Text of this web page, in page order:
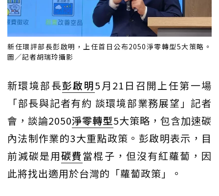
新任環評部長彭啟明，上任首日公布2050淨零轉型5大策略。
圖／記者胡瑞玲攝影
新環境部長彭啟明5月21日召開上任第一場
「部長與記者有約 談環境部業務展望」記者
會，談論2050淨零轉型5大策略，包含加速碳
內法制作業的3大重點政策。彭啟明表示，目
前減碳是用碳費當棍子，但沒有紅蘿蔔，因
此將找出適用於台灣的「蘿蔔政策」。